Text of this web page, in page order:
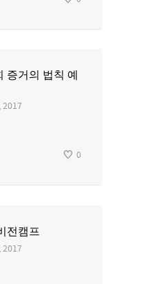
증거의 법칙 예
2017
0
전캠프
2017